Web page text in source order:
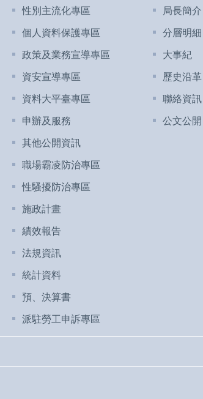
性別主流化專區
個人資料保護專區
政策及業務宣導專區
資安宣導專區
資料大平臺專區
申辦及服務
其他公開資訊
職場霸凌防治專區
性騷擾防治專區
施政計畫
績效報告
法規資訊
統計資料
預、決算書
派駐勞工申訴專區
局長簡介
分層明細
大事紀
歷史沿革
聯絡資訊
公文公開